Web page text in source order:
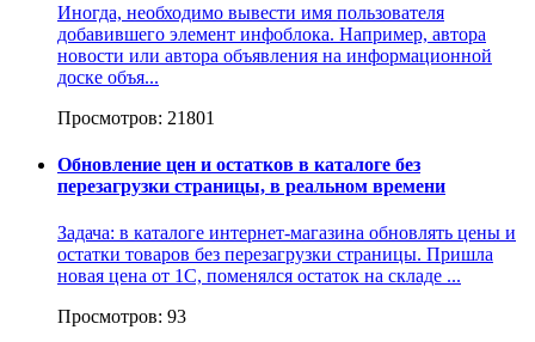
Иногда, необходимо вывести имя пользователя
добавившего элемент инфоблока. Например, автора
новости или автора объявления на информационной
доске объя...
Просмотров: 21801
Обновление цен и остатков в каталоге без
перезагрузки страницы, в реальном времени
Задача: в каталоге интернет-магазина обновлять цены и
остатки товаров без перезагрузки страницы. Пришла
новая цена от 1С, поменялся остаток на складе ...
Просмотров: 93